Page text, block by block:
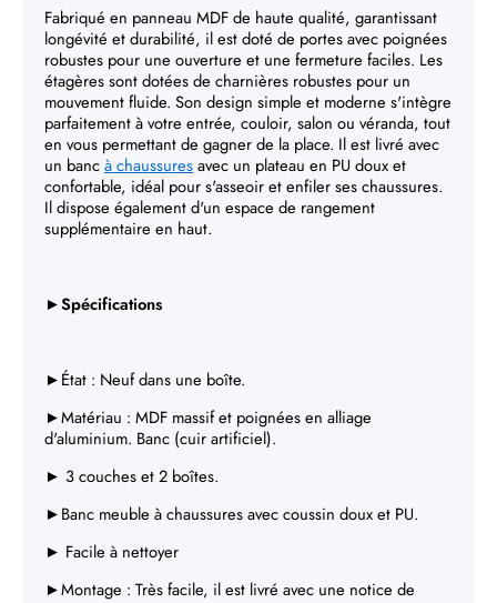
Fabriqué en panneau MDF de haute qualité, garantissant
longévité et durabilité, il est doté de portes avec poignées
robustes pour une ouverture et une fermeture faciles. Les
étagères sont dotées de charnières robustes pour un
mouvement fluide. Son design simple et moderne s'intègre
parfaitement à votre entrée, couloir, salon ou véranda, tout
en vous permettant de gagner de la place. Il est livré avec
un bancà chaussuresavec un plateau en PU doux et
confortable, idéal pour s'asseoir et enfiler ses chaussures.
Il dispose également d'un espace de rangement
supplémentaire en haut.
►Spécifications
►État : Neuf dans une boîte.
►Matériau : MDF massif et poignées en alliage
d'aluminium. Banc (cuir artificiel).
► 3 couches et 2 boîtes.
►Banc meuble à chaussures avec coussin doux et PU.
► Facile à nettoyer
►Montage : Très facile, il est livré avec une notice de